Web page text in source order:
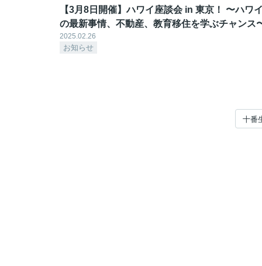
【3月8日開催】ハワイ座談会 in 東京！ 〜ハワ
の最新事情、不動産、教育移住を学ぶチャンス
2025.02.26
お知らせ
十番